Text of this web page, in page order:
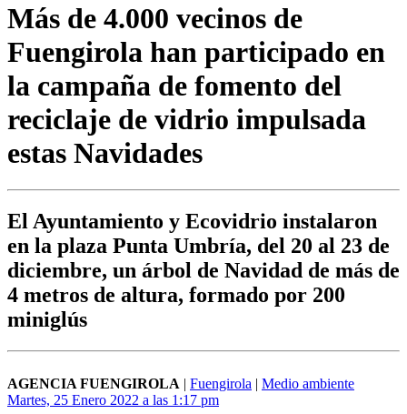
Más de 4.000 vecinos de
Fuengirola han participado en
la campaña de fomento del
reciclaje de vidrio impulsada
estas Navidades
El Ayuntamiento y Ecovidrio instalaron
en la plaza Punta Umbría, del 20 al 23 de
diciembre, un árbol de Navidad de más de
4 metros de altura, formado por 200
miniglús
AGENCIA FUENGIROLA | Fuengirola | Medio ambiente
Martes, 25 Enero 2022 a las 1:17 pm